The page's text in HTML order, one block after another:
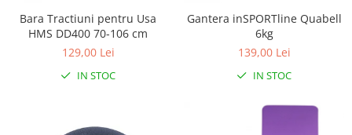
Bara Tractiuni pentru Usa
HMS DD400 70-106 cm
129,00 Lei
IN STOC
Gantera inSPORTline Quabell
6kg
139,00 Lei
IN STOC